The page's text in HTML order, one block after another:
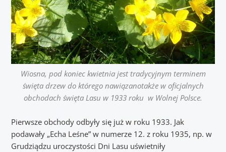
Wiosna, pod koniec kwietnia jest tradycyjnym terminem
święta drzew do którego nawiązanotakże w oficjalnych
obchodach święta Lasu w 1933 roku w Wolnej Polsce.
Pierwsze obchody odbyły się już w roku 1933. Jak
podawały „Echa Leśne” w numerze 12. z roku 1935, np. w
Grudziądzu uroczystości Dni Lasu uświetniły